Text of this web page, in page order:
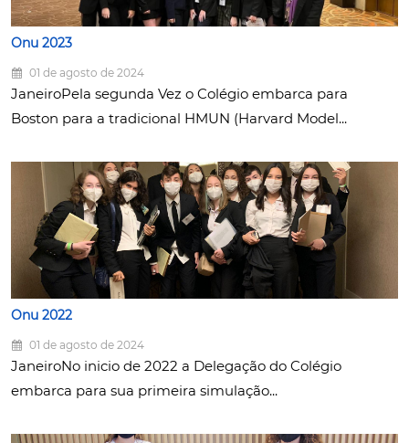
Onu 2023
01 de agosto de 2024
JaneiroPela segunda Vez o Colégio embarca para
Boston para a tradicional HMUN (Harvard Model...
Onu 2022
01 de agosto de 2024
JaneiroNo inicio de 2022 a Delegação do Colégio
embarca para sua primeira simulação...